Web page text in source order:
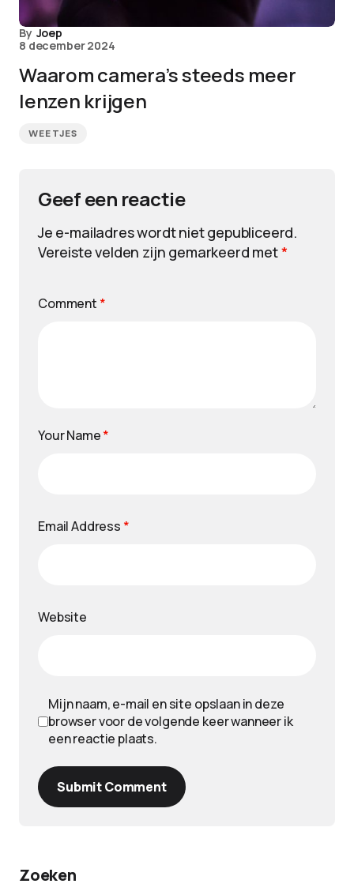
By Joep
8 december 2024
Waarom camera’s steeds meer
lenzen krijgen
WEETJES
Geef een reactie
Je e-mailadres wordt niet gepubliceerd.
Vereiste velden zijn gemarkeerd met*
Comment *
Your Name*
Email Address *
Website
Mijn naam, e-mail en site opslaan in deze
browser voor de volgende keer wanneer ik
een reactie plaats.
Submit Comment
Zoeken